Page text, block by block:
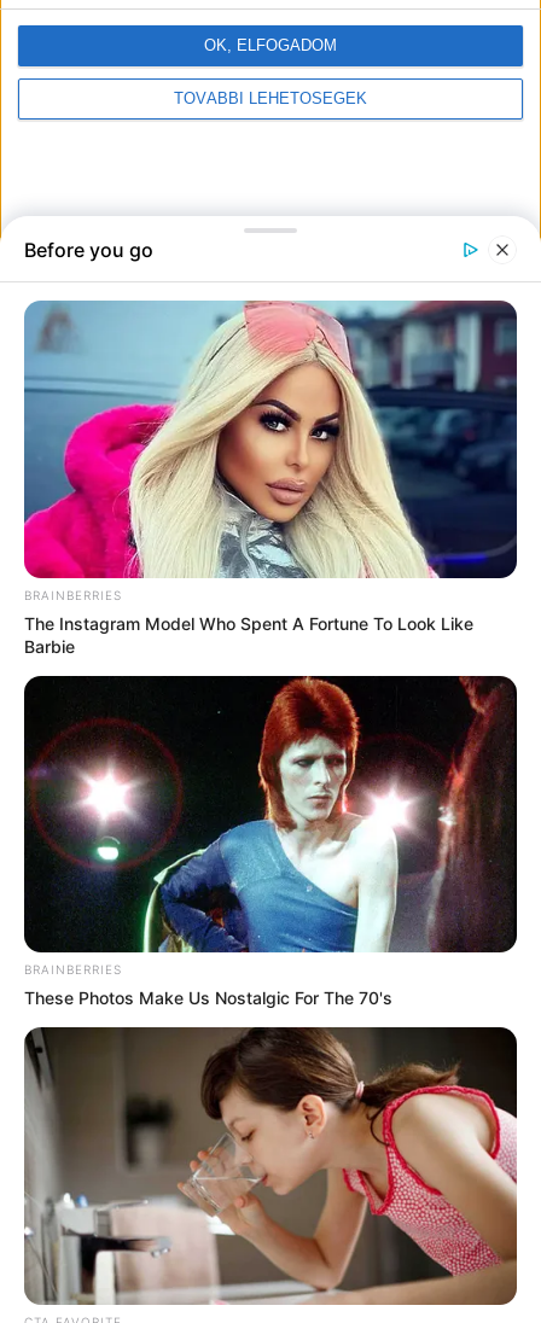
TOVÁBBI LEHETŐSÉGEK
OK, ELFOGADOM